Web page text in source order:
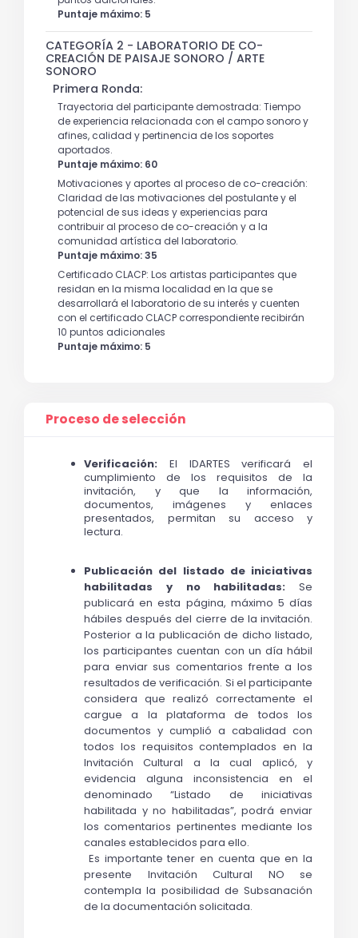
Puntaje máximo: 5
CATEGORÍA 2 - LABORATORIO DE CO-
CREACIÓN DE PAISAJE SONORO / ARTE
SONORO
Primera Ronda:
Trayectoria del participante demostrada: Tiempo
de experiencia relacionada con el campo sonoro y
afines, calidad y pertinencia de los soportes
aportados.
Puntaje máximo: 60
Motivaciones y aportes al proceso de co-creación:
Claridad de las motivaciones del postulante y el
potencial de sus ideas y experiencias para
contribuir al proceso de co-creación y a la
comunidad artística del laboratorio.
Puntaje máximo: 35
Certificado CLACP: Los artistas participantes que
residan en la misma localidad en la que se
desarrollará el laboratorio de su interés y cuenten
con el certificado CLACP correspondiente recibirán
10 puntos adicionales
Puntaje máximo: 5
Proceso de selección
Verificación: El IDARTES verificará el
cumplimiento de los requisitos de la
invitación, y que la información,
documentos, imágenes y enlaces
presentados, permitan su acceso y
lectura.
Publicación del listado de iniciativas
habilitadas y no habilitadas: Se
publicará en esta página, máximo 5 días
hábiles después del cierre de la invitación.
Posterior a la publicación de dicho listado,
los participantes cuentan con un día hábil
para enviar sus comentarios frente a los
resultados de verificación. Si el participante
considera que realizó correctamente el
cargue a la plataforma de todos los
documentos y cumplió a cabalidad con
todos los requisitos contemplados en la
Invitación Cultural a la cual aplicó, y
evidencia alguna inconsistencia en el
denominado “Listado de iniciativas
habilitada y no habilitadas”, podrá enviar
los comentarios pertinentes mediante los
canales establecidos para ello.
Es importante tener en cuenta que en la
presente Invitación Cultural NO se
contempla la posibilidad de Subsanación
de la documentación solicitada.